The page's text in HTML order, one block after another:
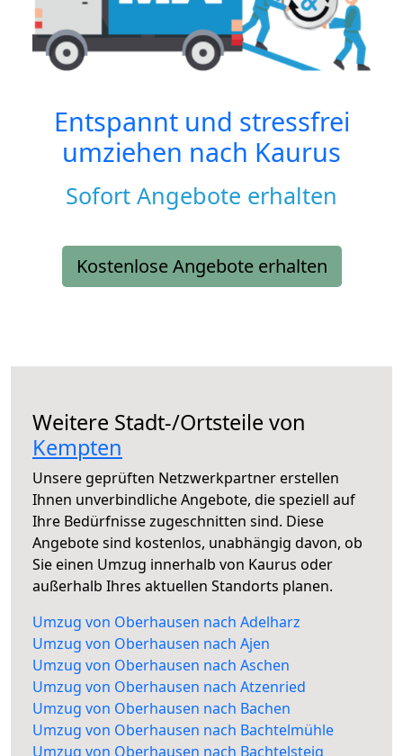
Entspannt und stressfrei
umziehen nach Kaurus
Sofort Angebote erhalten
Kostenlose Angebote erhalten
Weitere Stadt-/Ortsteile von
Kempten
Unsere geprüften Netzwerkpartner erstellen
Ihnen unverbindliche Angebote, die speziell auf
Ihre Bedürfnisse zugeschnitten sind. Diese
Angebote sind kostenlos, unabhängig davon, ob
Sie einen Umzug innerhalb von Kaurus oder
außerhalb Ihres aktuellen Standorts planen.
Umzug von Oberhausen nach Adelharz
Umzug von Oberhausen nach Ajen
Umzug von Oberhausen nach Aschen
Umzug von Oberhausen nach Atzenried
Umzug von Oberhausen nach Bachen
Umzug von Oberhausen nach Bachtelmühle
Umzug von Oberhausen nach Bachtelsteig